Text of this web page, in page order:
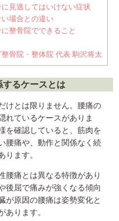
見逃してはいけない症状
場合との違い
整骨院でできること
骨院・整体院 代表 駒沢将太
するケースとは
けとは限りません。腰痛の
れているケースがありま
を確認していると、筋肉を
腰痛や、動作と関係なく続
ります。
腰痛とは異なる特徴があり
後屈で痛みが強くなる傾向
が原因の腰痛は姿勢変化と
あります。